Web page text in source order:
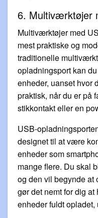
6. Multiværktøjer
Multiværktøjer med
mest praktiske og
traditionelle
opladningsport kan
enheder, uanset hvor
praktisk, når du er på
stikkontakt eller en
USB-
designet til at være
enheder som
mange flere. Du skal
og den vil begynde at
gør det nemt for dig
enheder fuldt opladet,